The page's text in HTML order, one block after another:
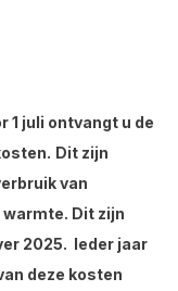
1 juli ontvangt u de
Dit zijn
van
Dit zijn
2025. Ieder jaar
deze kosten